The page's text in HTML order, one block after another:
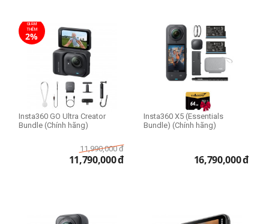
GIẢM
THÊM
2%
Insta360 GO Ultra Creator
Bundle (Chính hãng)
11,990,000 đ
11,790,000đ
Insta360 X5 (Essentials
Bundle) (Chính hãng)
16,790,000đ